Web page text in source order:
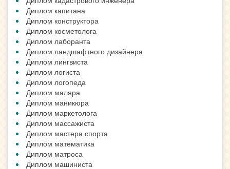
Диплом капитана
Диплом конструктора
Диплом косметолога
Диплом лаборанта
Диплом ландшафтного дизайнера
Диплом лингвиста
Диплом логиста
Диплом логопеда
Диплом маляра
Диплом маникюра
Диплом маркетолога
Диплом массажиста
Диплом мастера спорта
Диплом математика
Диплом матроса
Диплом машиниста